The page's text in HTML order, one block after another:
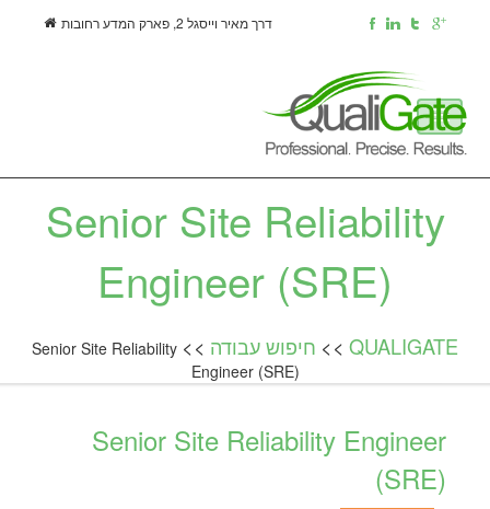
דרך מאיר וייסגל 2, פארק המדע רחובות
דף הבית
מעסיקים
מועמדים
יצירת קשר
Senior Site Reliability
Engineer (SRE)
QUALIGATE
>> חיפוש עבודה >>
Senior Site Reliability
Engineer (SRE)
Senior Site Reliability Engineer
(SRE)